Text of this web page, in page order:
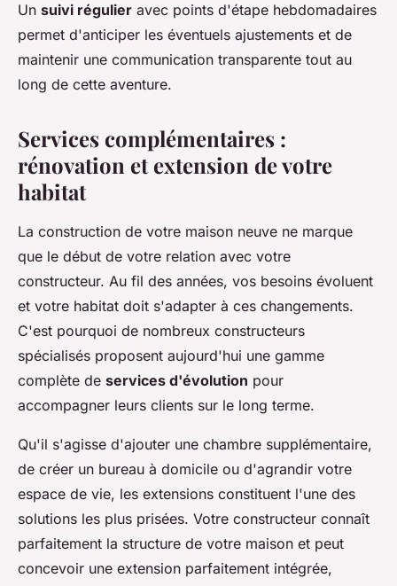
Un suivi régulier avec points d'étape hebdomadaires
permet d'anticiper les éventuels ajustements et de
maintenir une communication transparente tout au
long de cette aventure.
Services complémentaires :
rénovation et extension de votre
habitat
La construction de votre maison neuve ne marque
que le début de votre relation avec votre
constructeur. Au fil des années, vos besoins évoluent
et votre habitat doit s'adapter à ces changements.
C'est pourquoi de nombreux constructeurs
spécialisés proposent aujourd'hui une gamme
complète de services d'évolution pour
accompagner leurs clients sur le long terme.
Qu'il s'agisse d'ajouter une chambre supplémentaire,
de créer un bureau à domicile ou d'agrandir votre
espace de vie, les extensions constituent l'une des
solutions les plus prisées. Votre constructeur connaît
parfaitement la structure de votre maison et peut
concevoir une extension parfaitement intégrée,